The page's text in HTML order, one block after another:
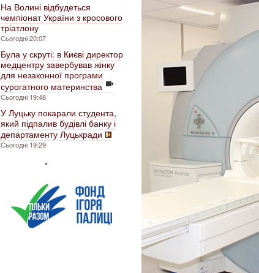
На Волині відбудеться
чемпіонат України з кросового
тріатлону
Сьогодні 20:07
Була у скруті: в Києві директор
медцентру завербував жінку
для незаконної програми
сурогатного материнства
Сьогодні 19:48
У Луцьку покарали студента,
який підпалив будівлі банку і
департаменту Луцькради
Сьогодні 19:29